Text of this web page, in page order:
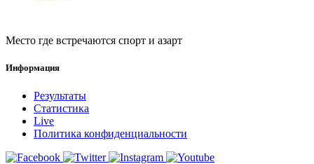
Место где встречаются спорт и азарт
Информация
Результаты
Статистика
Live
Политика конфиденциальности